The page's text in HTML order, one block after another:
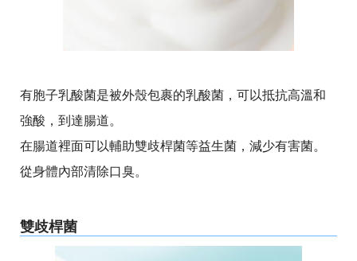
有胞子乳酸菌是被外殼包裹的乳酸菌，可以抵抗高溫和
強酸，到達腸道。
在腸道裡面可以輔助雙歧桿菌等益生菌，減少有害菌。
從身體內部清除口臭。
雙歧桿菌